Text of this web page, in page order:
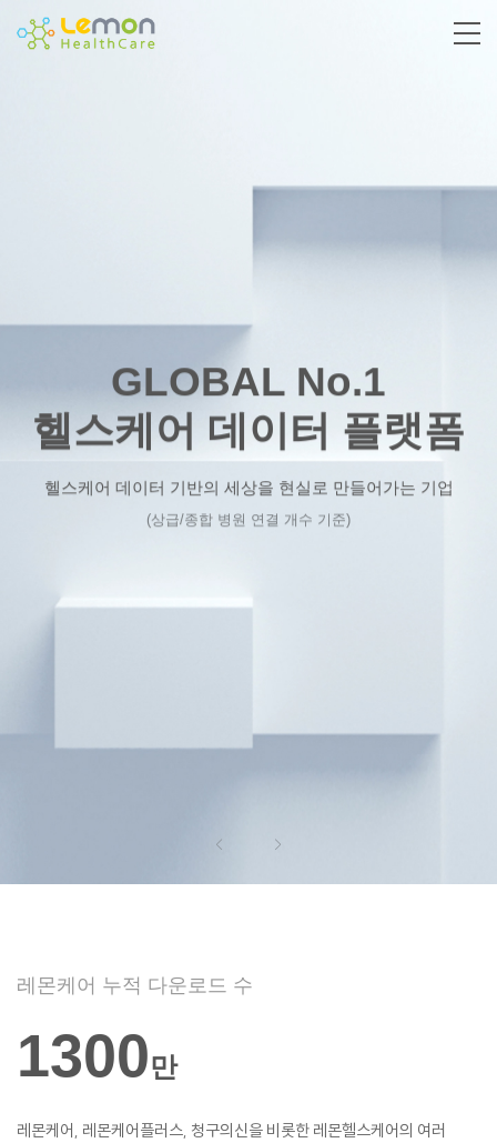
GLOBAL No.1
헬스케어 데이터 플랫폼
헬스케어 데이터 기반의 세상을 현실로 만들어가는 기업
(상급/종합 병원 연결 개수 기준)
레몬케어 누적 다운로드 수
1300만
레몬케어, 레몬케어플러스, 청구의신을 비롯한 레몬헬스케어의 여러